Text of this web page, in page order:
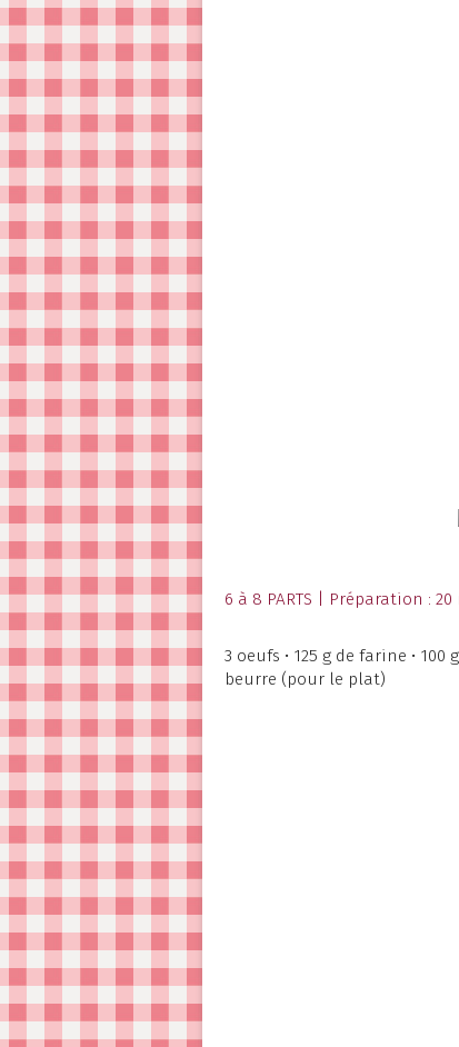
6 à 8 PARTS | Préparation :
3 oeufs • 125 g de farine •
beurre (pour le plat)